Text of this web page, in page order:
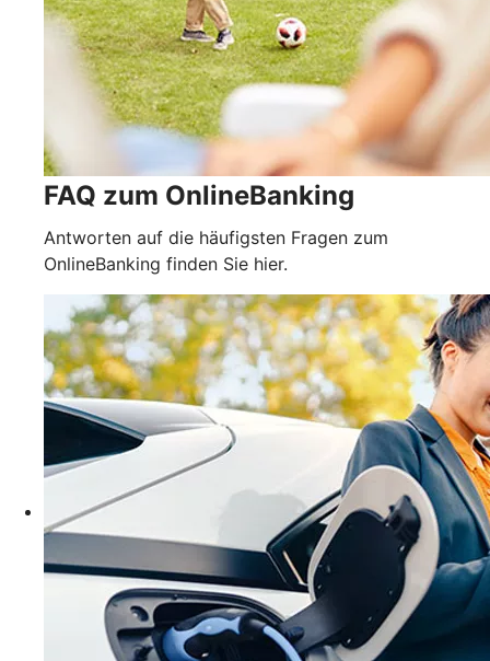
FAQ zum OnlineBanking
Antworten auf die häufigsten Fragen zum
OnlineBanking finden Sie hier.